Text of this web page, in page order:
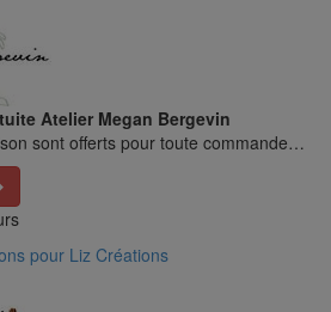
Atelier Megan Bergevin
sont offerts pour toute commande…
pour Liz Créations